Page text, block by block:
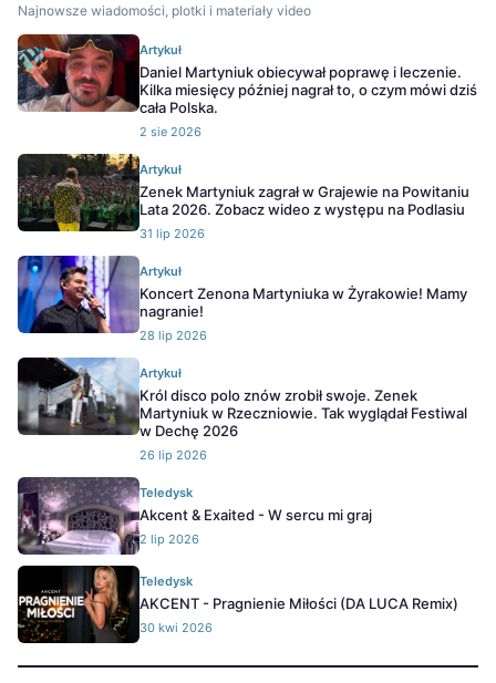
Najnowsze wiadomości, plotki i materiały video
Artykuł
Daniel Martyniuk obiecywał poprawę i leczenie.
Kilka miesięcy później nagrał to, o czym mówi dziś
cała Polska.
2 sie 2026
Artykuł
Zenek Martyniuk zagrał w Grajewie na Powitaniu
Lata 2026. Zobacz wideo z występu na Podlasiu
31 lip 2026
Artykuł
Koncert Zenona Martyniuka w Żyrakowie! Mamy
nagranie!
28 lip 2026
Artykuł
Król disco polo znów zrobił swoje. Zenek
Martyniuk w Rzeczniowie. Tak wyglądał Festiwal
w Dechę 2026
26 lip 2026
Teledysk
Akcent & Exaited - W sercu mi graj
2 lip 2026
Teledysk
AKCENT - Pragnienie Miłości (DA LUCA Remix)
30 kwi 2026